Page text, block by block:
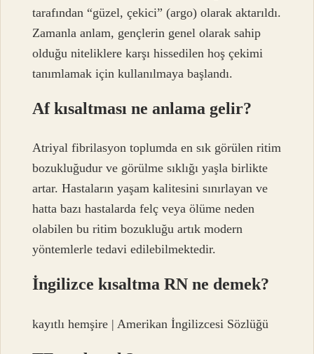
tarafından “güzel, çekici” (argo) olarak aktarıldı.
Zamanla anlam, gençlerin genel olarak sahip
olduğu niteliklere karşı hissedilen hoş çekimi
tanımlamak için kullanılmaya başlandı.
Af kısaltması ne anlama gelir?
Atriyal fibrilasyon toplumda en sık görülen ritim
bozukluğudur ve görülme sıklığı yaşla birlikte
artar. Hastaların yaşam kalitesini sınırlayan ve
hatta bazı hastalarda felç veya ölüme neden
olabilen bu ritim bozukluğu artık modern
yöntemlerle tedavi edilebilmektedir.
İngilizce kısaltma RN ne demek?
kayıtlı hemşire | Amerikan İngilizcesi Sözlüğü